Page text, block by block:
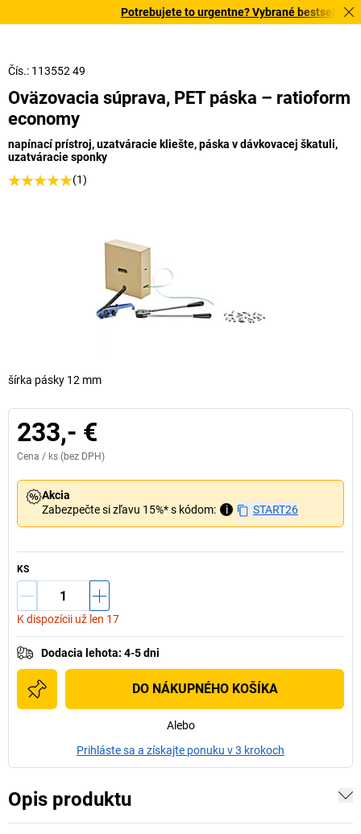
Potrebujete to urgentne? Vybrané bestsellery
Čís.: 113552 49
Oväzovacia súprava, PET páska – ratioform
economy
napínací prístroj, uzatváracie kliešte, páska v dávkovacej škatuli,
uzatváracie sponky
(1)
šírka pásky 12 mm
233,- €
Cena / ks (bez DPH)
Akcia
Zabezpečte si zľavu 15%* s kódom:
i START26
KS
K dispozícii už len 17
Dodacia lehota: 4-5 dni
DO NÁKUPNÉHO KOŠÍKA
Alebo
Prihláste sa a získajte ponuku v 3 krokoch
Opis produktu